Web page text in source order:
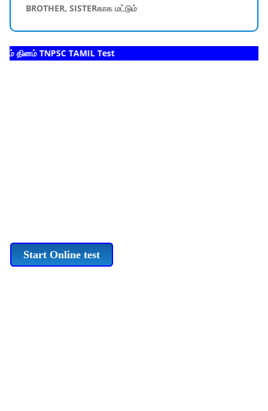
BROTHER, SISTERகாக மட்டும்
தினம் TNPSC TAMIL Test
Start Online test